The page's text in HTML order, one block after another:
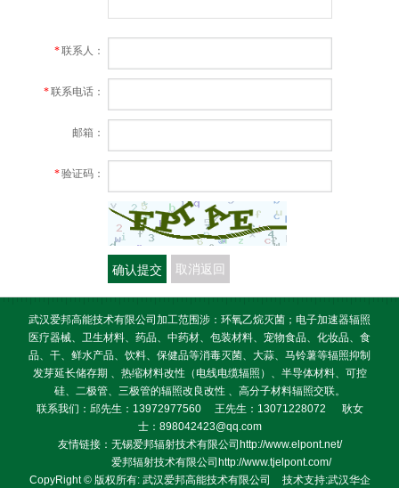
*联系人：
*联系电话：
邮箱：
*验证码：
确认提交 取消返回
武汉爱邦高能技术有限公司加工范围涉：环氧乙烷灭菌；电子加速器辐照
医疗器械、卫生材料、药品、中药材、包装材料、宠物食品、化妆品、食
品、干、鲜水产品、饮料、保健品等消毒灭菌、大蒜、马铃薯等辐照抑制
发芽延长储存期 、热缩材料改性（电线电缆辐照）、半导体材料、可控
硅、二极管、三极管的辐照改良改性 、高分子材料辐照交联。
联系我们：邱先生：13972977560 王先生：13071228072 耿女
士：898042423@qq.com
友情链接：无锡爱邦辐射技术有限公司http://www.elpont.net/
爱邦辐射技术有限公司http://www.tjelpont.com/
CopyRight © 版权所有: 武汉爱邦高能技术有限公司 技术支持:武汉华企